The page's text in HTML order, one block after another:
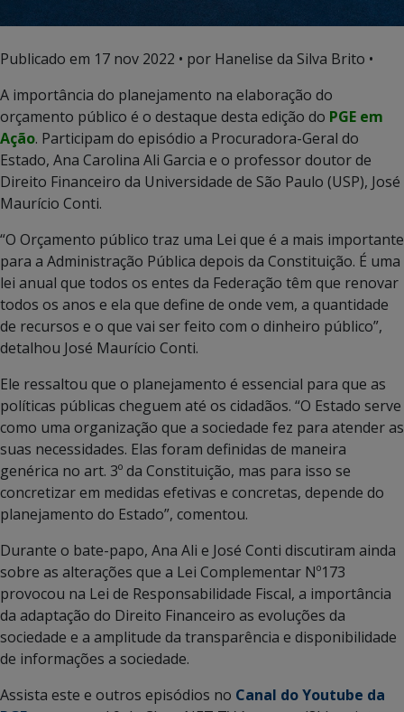
Publicado em 17 nov 2022 • por Hanelise da Silva Brito •
A importância do planejamento na elaboração do
orçamento público é o destaque desta edição do PGE em
Ação. Participam do episódio a Procuradora-Geral do
Estado, Ana Carolina Ali Garcia e o professor doutor de
Direito Financeiro da Universidade de São Paulo (USP), José
Maurício Conti.
“O Orçamento público traz uma Lei que é a mais importante
para a Administração Pública depois da Constituição. É uma
lei anual que todos os entes da Federação têm que renovar
todos os anos e ela que define de onde vem, a quantidade
de recursos e o que vai ser feito com o dinheiro público”,
detalhou José Maurício Conti.
Ele ressaltou que o planejamento é essencial para que as
políticas públicas cheguem até os cidadãos. “O Estado serve
como uma organização que a sociedade fez para atender as
suas necessidades. Elas foram definidas de maneira
genérica no art. 3º da Constituição, mas para isso se
concretizar em medidas efetivas e concretas, depende do
planejamento do Estado”, comentou.
Durante o bate-papo, Ana Ali e José Conti discutiram ainda
sobre as alterações que a Lei Complementar Nº173
provocou na Lei de Responsabilidade Fiscal, a importância
da adaptação do Direito Financeiro as evoluções da
sociedade e a amplitude da transparência e disponibilidade
de informações a sociedade.
Assista este e outros episódios no Canal do Youtube da